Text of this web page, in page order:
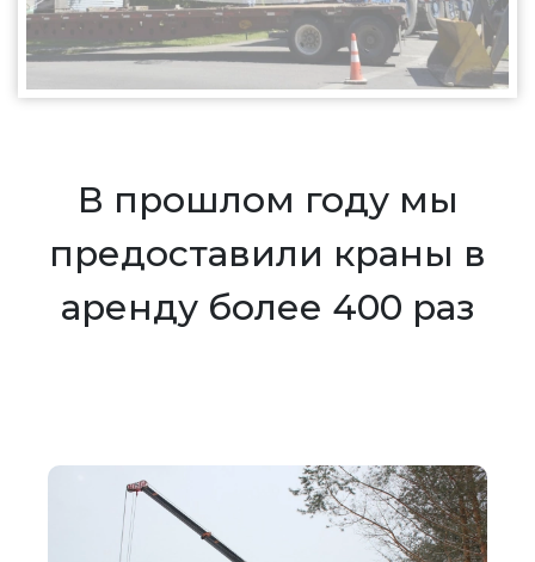
В прошлом году мы
предоставили краны в
аренду более 400 раз